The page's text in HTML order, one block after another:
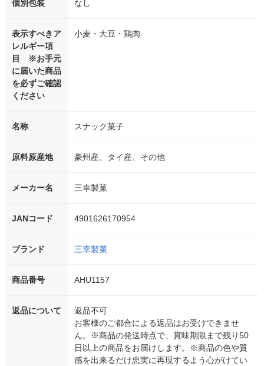
個別包装 なし
表示すべきア
レルギー項
目 ※お手元
に届いた商品
を必ずご確認
ください
小麦・大豆・鶏肉
名称 スナック菓子
原料原産地 豪州産、タイ産、その他
メーカー名 三幸製菓
JANコード 4901626170954
ブランド 三幸製菓
商品番号 AHU1157
返品について
返品不可
お客様のご都合による返品はお受けできませ
ん。※商品の発送時点で、賞味期限まで残り50
日以上の商品をお届けします。※商品の色や質
感を出来るだけ忠実に再現するよう心がけてい